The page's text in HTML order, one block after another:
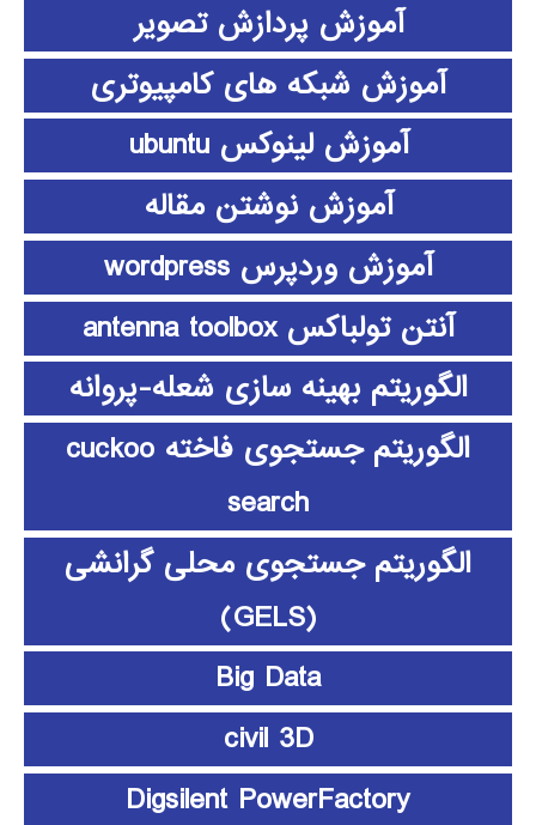
آموزش پردازش تصویر
آموزش شبکه های کامپیوتری
آموزش لینوکس ubuntu
آموزش نوشتن مقاله
آموزش وردپرس wordpress
آنتن تولباکس antenna toolbox
الگوریتم بهینه سازی شعله-پروانه
الگوریتم جستجوی فاخته cuckoo
search
الگوریتم جستجوی محلی گرانشی
(GELS)
Big Data
civil 3D
Digsilent PowerFactory